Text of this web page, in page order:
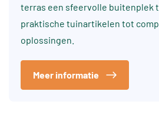
terras een sfeervolle buitenplek
praktische tuinartikelen tot
oplossingen.
Meer informatie